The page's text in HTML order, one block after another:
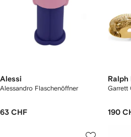
Alessi
Alessandro Flaschenöffner
63 CHF
Ralph
Garrett
190